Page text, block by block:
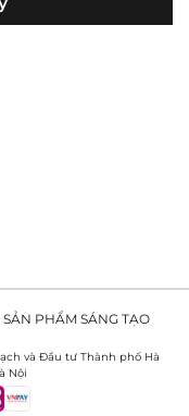
PHẨM SÁNG TẠO
và Đầu tư Thành phố Hà
Nội